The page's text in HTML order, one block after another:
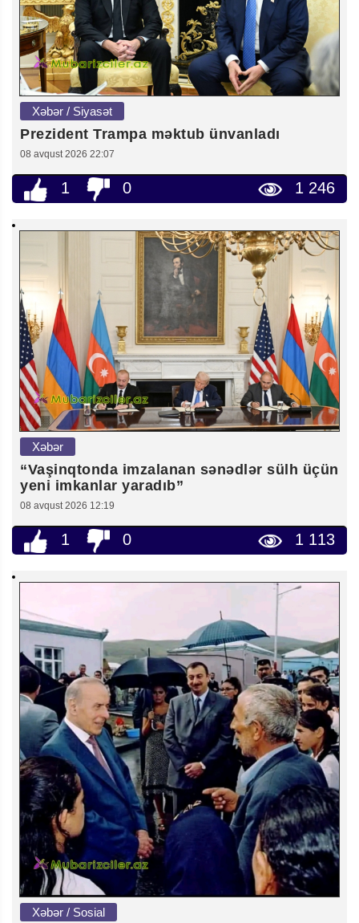
Xəbər / Siyasət
Prezident Trampa məktub ünvanladı
08 avqust 2026 22:07
1 0 1 246
Xəbər
“Vaşinqtonda imzalanan sənədlər sülh üçün
yeni imkanlar yaradıb”
08 avqust 2026 12:19
1 0 1 113
Xəbər / Sosial